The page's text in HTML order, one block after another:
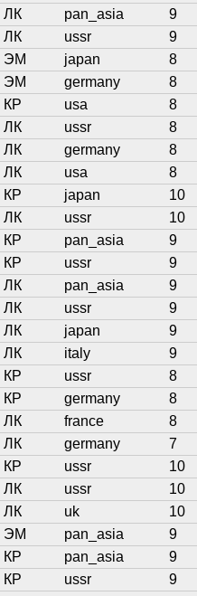
ЛК
pan_asia 9
ЛК
ussr 9
ЭМ
japan 8
ЭМ
germany 8
КР
usa 8
ЛК
ussr 8
ЛК
germany 8
ЛК
usa 8
КР
japan 10
ЛК
ussr 10
КР
pan_asia 9
КР
ussr 9
ЛК
pan_asia 9
ЛК
ussr 9
ЛК
japan 9
ЛК
italy 9
КР
ussr 8
КР
germany 8
ЛК
france 8
ЛК
germany 7
КР
ussr 10
ЛК
ussr 10
ЛК
uk 10
ЭМ
pan_asia 9
КР
pan_asia 9
КР
ussr 9